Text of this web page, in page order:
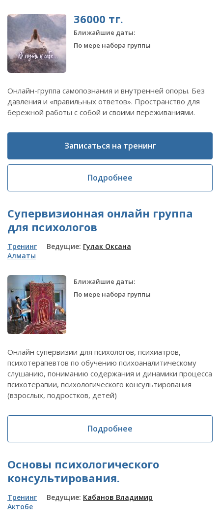
36000 тг.
Ближайшие даты:
По мере набора группы
Онлайн-группа самопознания и внутренней опоры. Без
давления и «правильных ответов». Пространство для
бережной работы с собой и своими переживаниями.
Записаться на тренинг
Подробнее
Супервизионная онлайн группа
для психологов
Тренинг
Алматы
Ведущие: Гулак Оксана
Ближайшие даты:
По мере набора группы
Онлайн супервизии для психологов, психиатров,
психотерапевтов по обучению психоаналитическому
слушанию, пониманию содержания и динамики процесса
психотерапии, психологического консультирования
(взрослых, подростков, детей)
Подробнее
Основы психологического
консультирования.
Тренинг
Актобе
Ведущие: Кабанов Владимир